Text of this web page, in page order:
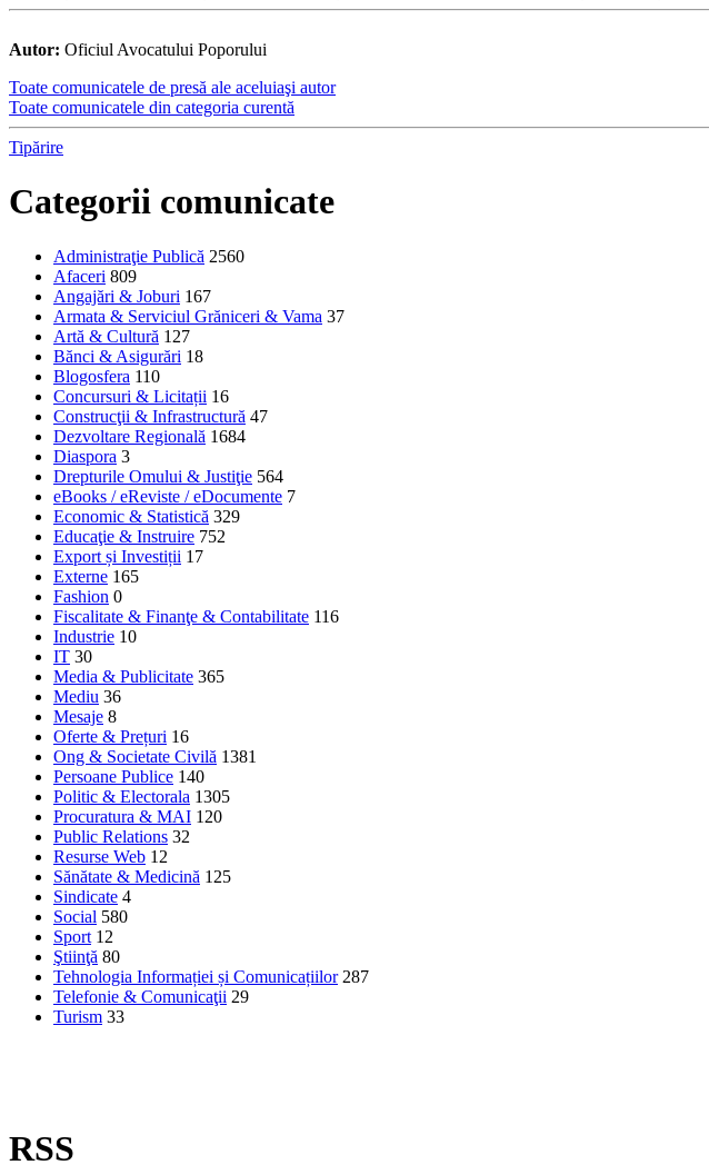
Autor: Oficiul Avocatului Poporului
Toate comunicatele de presă ale aceluiaşi autor
Toate comunicatele din categoria curentă
Tipărire
Categorii comunicate
Administraţie Publică 2560
Afaceri 809
Angajări & Joburi 167
Armata & Serviciul Grăniceri & Vama 37
Artă & Cultură 127
Bănci & Asigurări 18
Blogosfera 110
Concursuri & Licitații 16
Construcţii & Infrastructură 47
Dezvoltare Regională 1684
Diaspora 3
Drepturile Omului & Justiţie 564
eBooks / eReviste / eDocumente 7
Economic & Statistică 329
Educaţie & Instruire 752
Export și Investiții 17
Externe 165
Fashion 0
Fiscalitate & Finanţe & Contabilitate 116
Industrie 10
IT 30
Media & Publicitate 365
Mediu 36
Mesaje 8
Oferte & Prețuri 16
Ong & Societate Civilă 1381
Persoane Publice 140
Politic & Electorala 1305
Procuratura & MAI 120
Public Relations 32
Resurse Web 12
Sănătate & Medicină 125
Sindicate 4
Social 580
Sport 12
Ştiinţă 80
Tehnologia Informației și Comunicațiilor 287
Telefonie & Comunicaţii 29
Turism 33
RSS